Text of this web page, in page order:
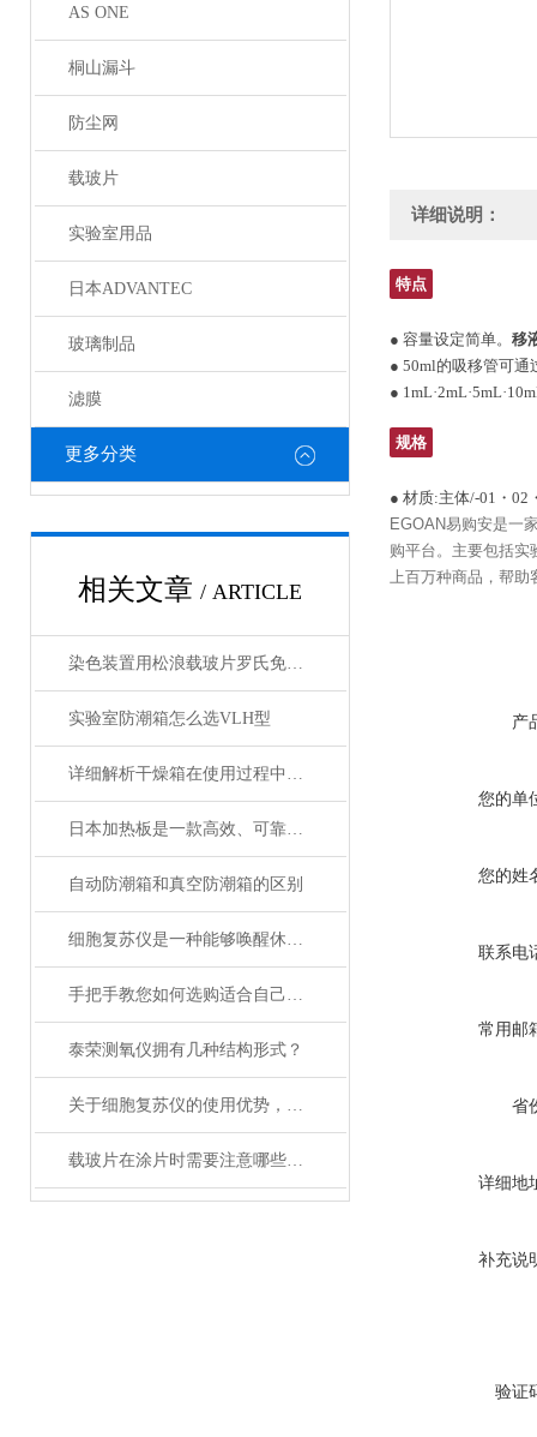
AS ONE
桐山漏斗
防尘网
载玻片
实验室用品
日本ADVANTEC
玻璃制品
滤膜
更多分类
相关文章 / ARTICLE
染色装置用松浪载玻片罗氏免疫组化染色仪防脱载玻片
实验室防潮箱怎么选VLH型
详细解析干燥箱在使用过程中需注意哪些事项？
日本加热板是一款高效、可靠的加热设备
自动防潮箱和真空防潮箱的区别
细胞复苏仪是一种能够唤醒休眠状态细胞的创新设备
手把手教您如何选购适合自己的日本加热板？
泰荣测氧仪拥有几种结构形式？
关于细胞复苏仪的使用优势，你还不知道吗？
载玻片在涂片时需要注意哪些问题？
详细说明：
特点
● 容量设定简单。 移
● 50ml的吸移管可通
●
规格
● 材质:主体/-01・02
EGOAN易购安是一
购平台。主要包括实
上百万种商品，帮助
产
您的单
您的姓
联系电
常用邮
省
详细地
补充说
验证